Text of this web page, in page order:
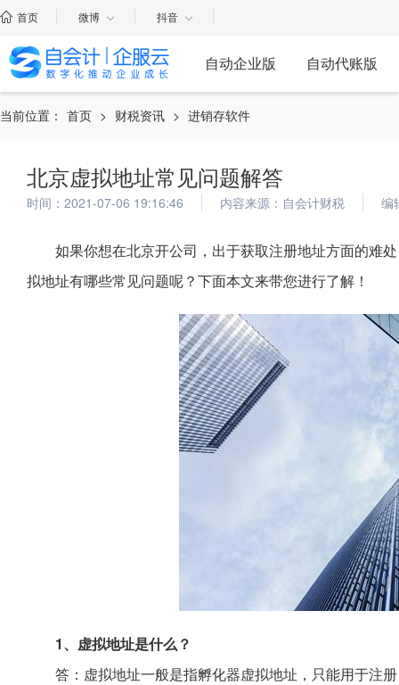
首页 微博 抖音
自动企业版 自动代账版
当前位置： 首页 > 财税资讯 > 进销存软件
北京虚拟地址常见问题解答
时间：2021-07-06 19:16:46 内容来源：自会计财税 编
如果你想在北京开公司，出于获取注册地址方面的难
拟地址有哪些常见问题呢？下面本文来带您进行了解！
1、虚拟地址是什么？
答：虚拟地址一般是指孵化器虚拟地址，只能用于注